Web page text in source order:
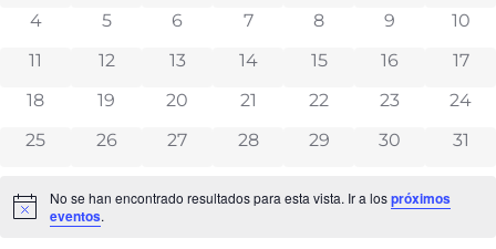
Eventos
0 eventos
4 0 eventos
5 0 eventos
6 0 eventos
7 0 eventos
8 0 eventos
9 0
10
0 eventos
11 0 eventos
12 0 eventos
13 0 eventos
14 0 eventos
15 0 eventos
16 0
17
0 eventos
18 0 eventos
19 0 eventos
20 0 eventos
21 0 eventos
22 0 eventos
23 0
24
0 eventos
25 0 eventos
26 0 eventos
27 0 eventos
28 0 eventos
29 0 eventos
30 0
31
Aviso
No se han encontrado resultados para esta vista. Ir a lospróximos
eventos.